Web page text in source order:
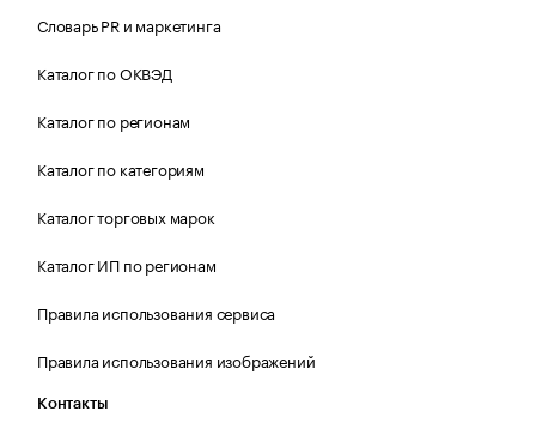
Словарь PR и маркетинга
Каталог по ОКВЭД
Каталог по регионам
Каталог по категориям
Каталог торговых марок
Каталог ИП по регионам
Правила использования сервиса
Правила использования изображений
Контакты